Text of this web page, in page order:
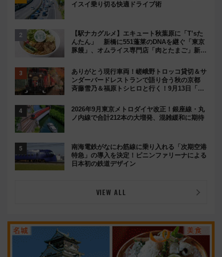
イスイ乗り切る快適ドライブ術
【駅ナカグルメ】エキュート秋葉原に「T’sた
んたん」 新橋に551蓬莱のDNAを継ぐ「東京
豚饅」、オムライス専門店「肉とたまご」新グ
ありがとう現行車両！嵯峨野トロッコ貸切＆サ
ンダーバードレストランで語り合う秋の京都
斉藤雪乃＆福原トシヒロと行く！9月13日「京
2026年9月東京メトロダイヤ改正！銀座線・丸
ノ内線で合計212本の大増発、混雑緩和に期待
南海電鉄がなにわ筋線に乗り入れる「次期空港
特急」の導入を決定！ピニンファリーナによる
日本初の鉄道デザイン
VIEW ALL